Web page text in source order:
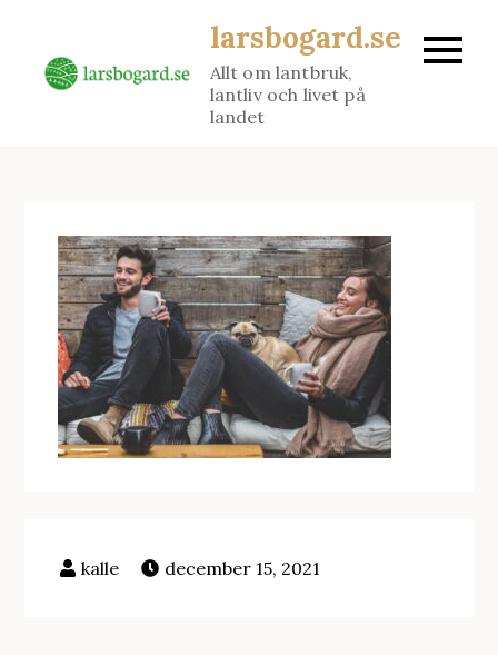
content
larsbogard.se
Allt om lantbruk,
lantliv och livet på
landet
december 15, 2021